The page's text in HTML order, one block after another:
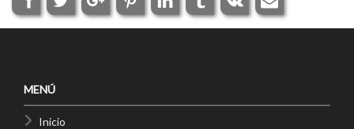
MENÚ
Inicio